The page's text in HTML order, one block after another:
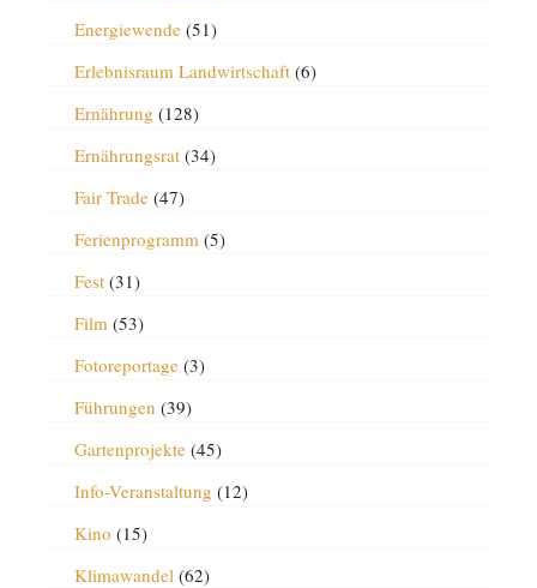
Energiewende(51)
Erlebnisraum Landwirtschaft(6)
Ernährung (128)
Ernährungsrat(34)
Fair Trade(47)
Ferienprogramm (5)
Fest(31)
Film (53)
Fotoreportage(3)
Führungen (39)
Gartenprojekte(45)
Info-Veranstaltung (12)
Kino (15)
Klimawandel (62)